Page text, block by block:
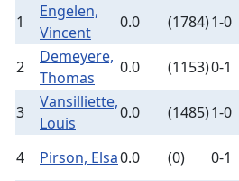
1
Engelen,
Vincent
0.0 (1784)1-0
2
Demeyere,
Thomas
0.0 (1153)0-1
3
Vansilliette,
Louis
0.0 (1485)1-0
4 Pirson, Elsa0.0 (0) 0-1